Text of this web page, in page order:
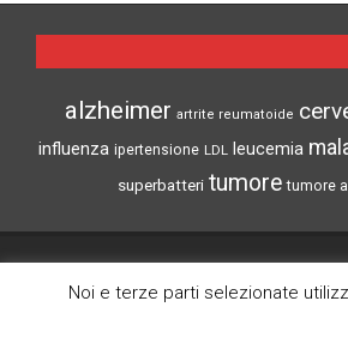
alzheimer artrite reumatoide
influenza ipertensione LDL leucemia
superbatteri tumore tumore
CRONACHE DI SCIENZA
Noi e terze parti selezionate